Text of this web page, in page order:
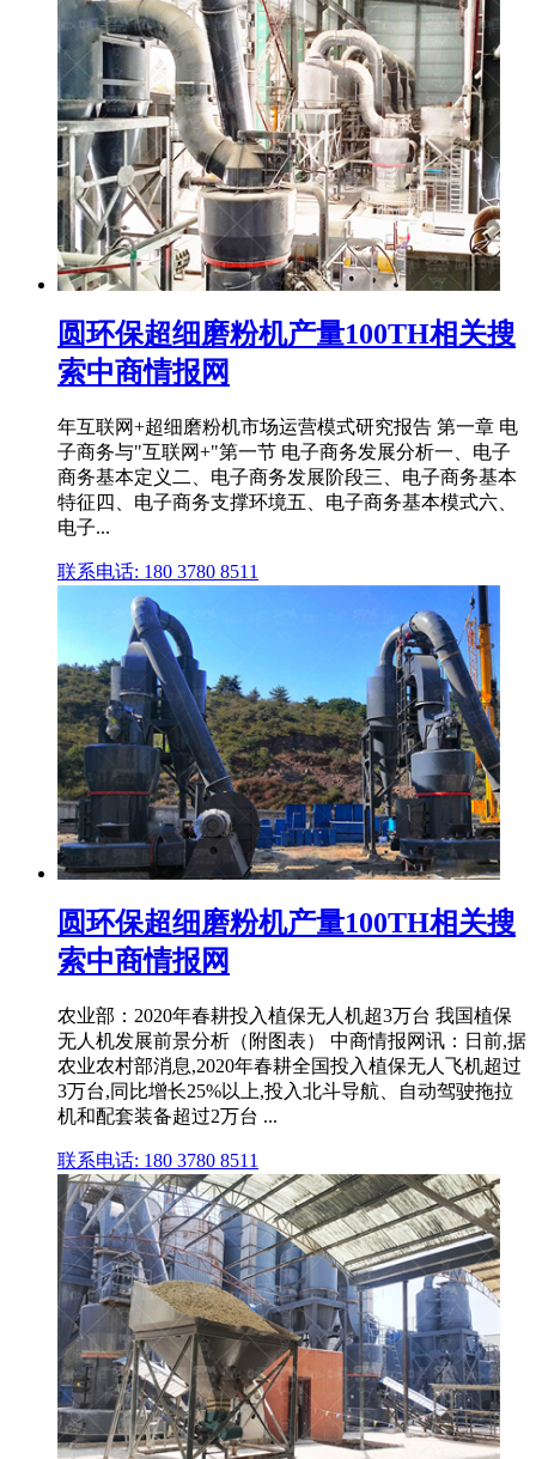
圆环保超细磨粉机产量100TH相关搜
索中商情报网
年互联网+超细磨粉机市场运营模式研究报告 第一章 电
子商务与"互联网+"第一节 电子商务发展分析一、电子
商务基本定义二、电子商务发展阶段三、电子商务基本
特征四、电子商务支撑环境五、电子商务基本模式六、
电子...
联系电话: 180 3780 8511
圆环保超细磨粉机产量100TH相关搜
索中商情报网
农业部：2020年春耕投入植保无人机超3万台 我国植保
无人机发展前景分析（附图表） 中商情报网讯：日前,据
农业农村部消息,2020年春耕全国投入植保无人飞机超过
3万台,同比增长25%以上,投入北斗导航、自动驾驶拖拉
机和配套装备超过2万台 ...
联系电话: 180 3780 8511